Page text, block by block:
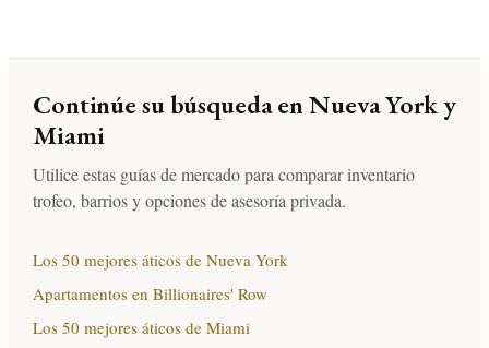
Continúe su búsqueda en Nueva York y
Miami
Utilice estas guías de mercado para comparar inventario
trofeo, barrios y opciones de asesoría privada.
Los 50 mejores áticos de Nueva York
Apartamentos en Billionaires' Row
Los 50 mejores áticos de Miami